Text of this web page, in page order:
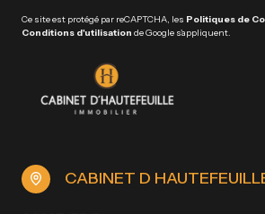
Ce site est protégé par reCAPTCHA, les Politiques de
Conditions d'utilisation de Google s'appliquent.
CABINET D